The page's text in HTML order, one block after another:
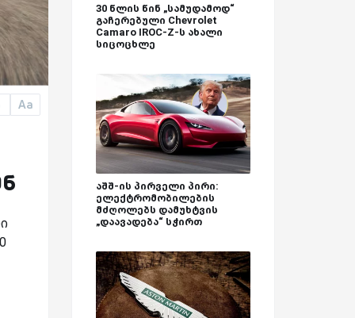
Aa
30 წლის წინ „სამუდამოდ“
გაჩერებული Chevrolet
Camaro IROC-Z-ს ახალი
სიცოცხლე
აშშ-ის პირველი პირი:
ელექტრომობილების
მძღოლებს დამუხტვის
„დაავადება“ სჭირთ